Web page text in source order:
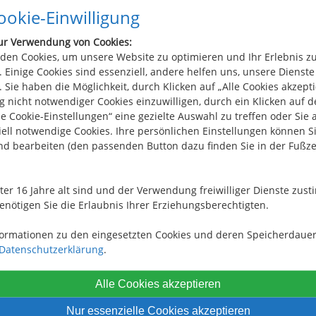
Einwilligung
Verwendung von Cookies:
Cookies, um unsere Website zu optimieren und Ihr Erlebnis zu
Einige Cookies sind essenziell, andere helfen uns, unsere
Sie haben die Möglichkeit, durch Klicken auf „Alle Cookies
nicht notwendiger Cookies einzuwilligen, durch ein Klicken auf
Cookie-Einstellungen“ eine gezielte Auswahl zu treffen oder Sie
notwendige Cookies. Ihre persönlichen Einstellungen können
bearbeiten (den passenden Button dazu finden Sie in der
16 Jahre alt sind und der Verwendung freiwilliger Dienste
Sie die Erlaubnis Ihrer Erziehungsberechtigten.
zu den eingesetzten Cookies und deren
Datenschutzerklärung.
Alle Cookies akzeptieren
Nur essenzielle Cookies akzeptieren
aber die Nichterfüllung zu vertreten, so
Schadenersatzansprüche wegen
ist auf den dreifachen Wert/Preis der
Sitz verklagen.
ist der Wohnsitz des Mieters maßgeblich, es
ihren Wohnsitz oder gewöhnlichen
im Zeitpunkt der Klageerhebung nicht bekannt
maßgeblich.